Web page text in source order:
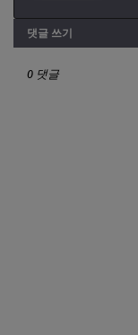
댓글 쓰기
0 댓글